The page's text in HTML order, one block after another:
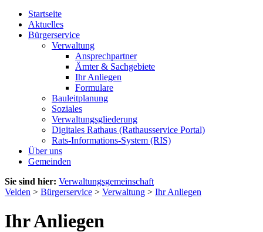
Startseite
Aktuelles
Bürgerservice
Verwaltung
Ansprechpartner
Ämter & Sachgebiete
Ihr Anliegen
Formulare
Bauleitplanung
Soziales
Verwaltungsgliederung
Digitales Rathaus (Rathausservice Portal)
Rats-Informations-System (RIS)
Über uns
Gemeinden
Sie sind hier: Verwaltungsgemeinschaft
Velden > Bürgerservice > Verwaltung > Ihr Anliegen
Ihr Anliegen